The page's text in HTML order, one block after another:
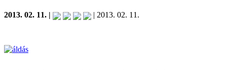
2013. 02. 11. | | 2013. 02. 11.